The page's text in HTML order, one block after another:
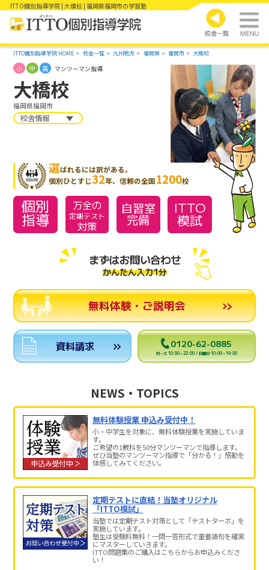
ITTO個別指導学院 | 大橋校 | 福岡県福岡市の学習塾
ITTO個別指導学院 HOME 校舎一覧 九州地方 福岡県 福岡市 大橋校
大橋校
福岡県福岡市
小 中 高 マンツーマン指導
校舎情報
選ばれるには訳がある。
個別ひとすじ32年、信頼の全国1200校
個別
指導
万全の
定期テスト
対策
自習室
完備
ITTO
模試
まずはお問い合わせ
かんたん入力1分
無料体験・ご説明会
資料請求 0120-62-0885
月～土 10:00～22:00 / 日曜日 10:00～19:00
NEWS・TOPICS
無料体験授業 申込み受付中！
小・中学生を対象に、無料体験授業を実施していま
す。
ご希望の1教科を50分マンツーマンで指導します。
ぜひ当塾のマンツーマン指導で「分かる！」感動を
体感してみてください。
定期テストに直結！当塾オリジナル
「ITTO模試」
当塾では定期テスト対策として「テストターボ」を
実施しています。
塾生は受験料無料！一問一答形式で重要語句を確実
にマスターしていきます。
ITTO問題集のご購入はこちらからお申込みくださ
い！